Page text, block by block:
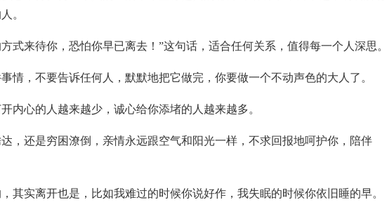
。
式来待你，恐怕你早已离去！”这句话，适合任何关系，值得每一个人深思。
情，不要告诉任何人，默默地把它做完，你要做一个不动声色的大人了。
内心的人越来越少，诚心给你添堵的人越来越多。
，还是穷困潦倒，亲情永远跟空气和阳光一样，不求回报地呵护你，陪伴
其实离开也是，比如我难过的时候你说好作，我失眠的时候你依旧睡的早。